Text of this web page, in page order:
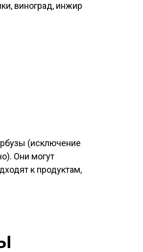
виноград, инжир
(исключение
Они могут
к продуктам,